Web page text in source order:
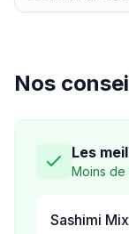
Nos
Les
Moins de
Sashimi Mix